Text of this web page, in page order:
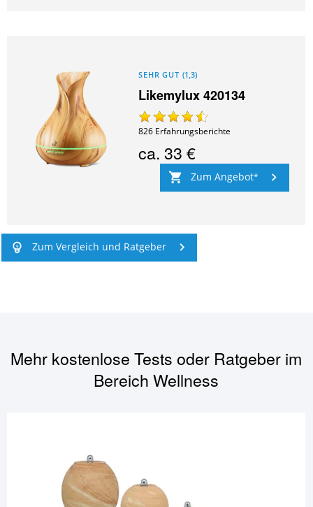
SEHR GUT (1,3)
Likemylux 420134
826 Erfahrungsberichte
ca.33 €
Zum Angebot
Zum Vergleich und Ratgeber
Mehr kostenlose Tests oder Ratgeber im
BereichWellness